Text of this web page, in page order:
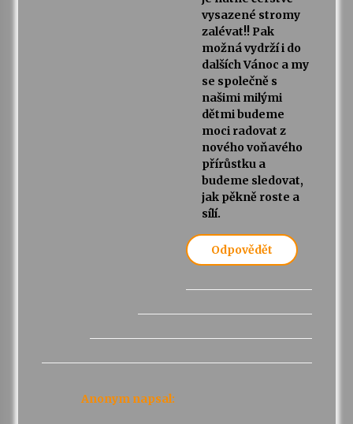
vysazené stromy
zalévat!! Pak
možná vydrží i do
dalších Vánoc a my
se společně s
našimi milými
dětmi budeme
moci radovat z
nového voňavého
přírůstku a
budeme sledovat,
jak pěkně roste a
sílí.
Odpovědět
Anonym napsal: